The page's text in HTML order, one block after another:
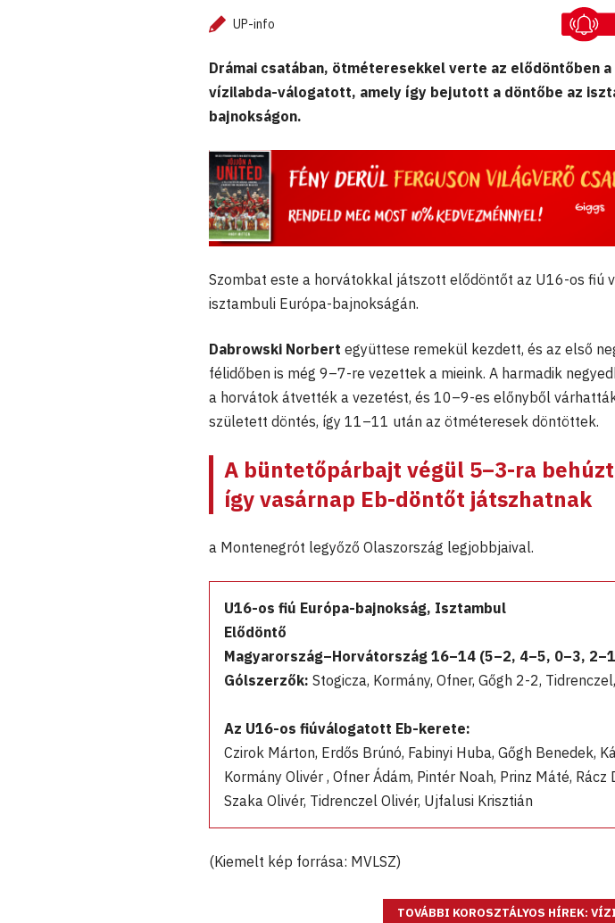
UP-info
Drámai csatában, ötméteresekkel verte az elődöntőben
vízilabda-válogatott, amely így bejutott a döntőbe az
bajnokságon.
Szombat este a horvátokkal játszott elődöntőt az U16-os fiú
isztambuli Európa-bajnokságán.
Dabrowski Norbert együttese remekül kezdett, és az első
félidőben is még 9–7-re vezettek a mieink. A harmadik
a horvátok átvették a vezetést, és 10–9-es előnyből
született döntés, így 11–11 után az ötméteresek döntöttek.
A büntetőpárbajt végül 5–3-ra
így vasárnap Eb-döntőt játszhatnak
a Montenegrót legyőző Olaszország legjobbjaival.
U16-os fiú Európa-bajnokság, Isztambul
Elődöntő
Magyarország–Horvátország 16–14 (5–2, 4–5, 0–3,
Gólszerzők: Stogicza, Kormány, Ofner, Gőgh 2-2,
Az U16-os fiúválogatott Eb-kerete:
Czirok Márton, Erdős Brúnó, Fabinyi Huba, Gőgh Benedek,
Kormány Olivér , Ofner Ádám, Pintér Noah, Prinz Máté, Rácz
Szaka Olivér, Tidrenczel Olivér, Ujfalusi Krisztián
(Kiemelt kép forrása: MVLSZ)
TOVÁBBI KOROSZTÁLYOS HÍREK: